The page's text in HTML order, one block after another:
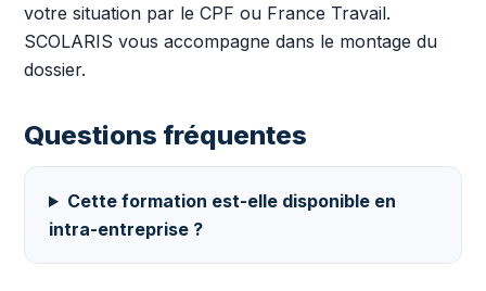
votre situation par le CPF ou France Travail.
SCOLARIS vous accompagne dans le montage du
dossier.
Questions fréquentes
Cette formation est-elle disponible en
intra-entreprise ?